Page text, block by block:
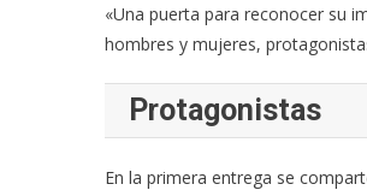
«Una puerta para reconocer su
hombres y mujeres,
Protagonistas
En la primera entrega se